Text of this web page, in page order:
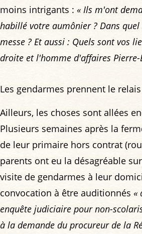
moins intrigants : « Ils m'ont
habillé votre aumônier ? Dans
messe ? Et aussi : Quels sont vos
droite et l'homme d'affaires Pierre-
Les gendarmes prennent le
Ailleurs, les choses sont allées
Plusieurs semaines après la
de leur primaire hors contrat
parents ont eu la désagréable
visite de gendarmes à leur
convocation à être auditionnés «
enquête judiciaire pour non-
à la demande du procureur de la